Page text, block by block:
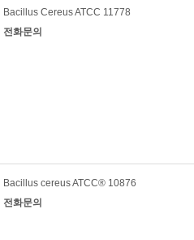
Bacillus Cereus ATCC 11778
전화문의
Bacillus cereus ATCC® 10876
전화문의